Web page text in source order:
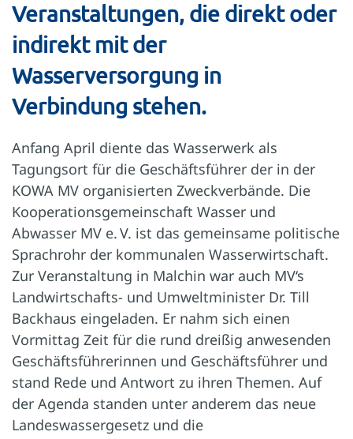
Veranstaltungen, die direkt oder
indirekt mit der
Wasserversorgung in
Verbindung stehen.
Anfang April diente das Wasserwerk als
Tagungsort für die Geschäftsführer der in der
KOWA MV organisierten Zweckverbände. Die
Kooperationsgemeinschaft Wasser und
Abwasser MV e. V. ist das gemeinsame politische
Sprachrohr der kommunalen Wasserwirtschaft.
Zur Veranstaltung in Malchin war auch MV‘s
Landwirtschafts- und Umweltminister Dr. Till
Backhaus eingeladen. Er nahm sich einen
Vormittag Zeit für die rund dreißig anwesenden
Geschäftsführerinnen und Geschäftsführer und
stand Rede und Antwort zu ihren Themen. Auf
der Agenda standen unter anderem das neue
Landeswassergesetz und die